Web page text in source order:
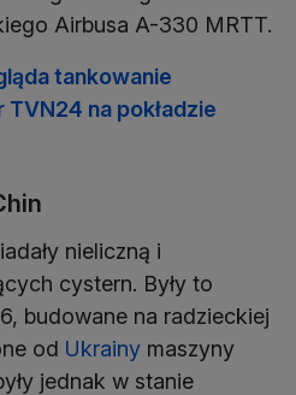
Airbusa A-330 MRTT.
tankowanie
na pokładzie
nieliczną i
cystern. Były to
budowane na radzieckiej
od Ukrainy maszyny
jednak w stanie